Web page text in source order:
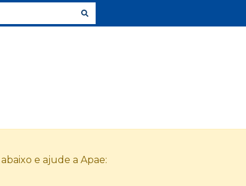
e ajude a Apae: